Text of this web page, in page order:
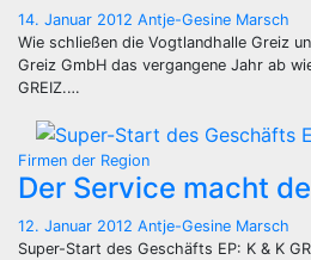
14. Januar 2012 Antje-Gesine Marsch
Wie schließen die Vogtlandhalle Greiz
Greiz GmbH das vergangene Jahr ab
GREIZ.…
Firmen der Region
Der Service macht
12. Januar 2012 Antje-Gesine Marsch
Super-Start des Geschäfts EP: K & K